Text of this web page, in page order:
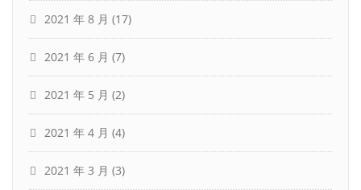
2021 年 8 月 (17)
2021 年 6 月 (7)
2021 年 5 月 (2)
2021 年 4 月 (4)
2021 年 3 月 (3)